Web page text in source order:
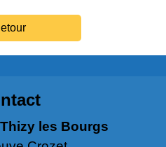
les Bourgs